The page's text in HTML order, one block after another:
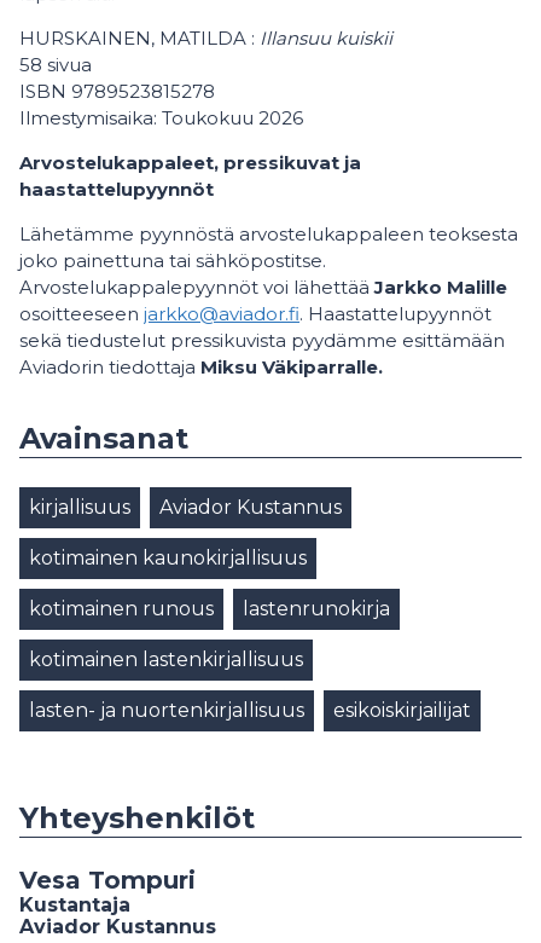
HURSKAINEN, MATILDA : Illansuu kuiskii
58 sivua
ISBN 9789523815278
Ilmestymisaika: Toukokuu 2026
Arvostelukappaleet, pressikuvat ja
haastattelupyynnöt
Lähetämme pyynnöstä arvostelukappaleen teoksesta
joko painettuna tai sähköpostitse.
Arvostelukappalepyynnöt voi lähettääJarkko Malille
osoitteeseen jarkko@aviador.fi. Haastattelupyynnöt
sekä tiedustelut pressikuvista pyydämme esittämään
Aviadorin tiedottaja Miksu Väkiparralle.
Avainsanat
kirjallisuus Aviador Kustannus
kotimainen kaunokirjallisuus
kotimainen runous lastenrunokirja
kotimainen lastenkirjallisuus
lasten- ja nuortenkirjallisuus esikoiskirjailijat
Yhteyshenkilöt
Vesa Tompuri
Kustantaja
Aviador Kustannus